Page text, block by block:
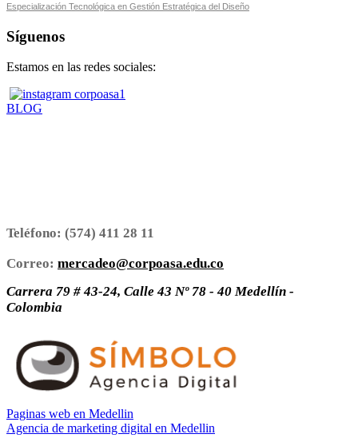
Especialización Tecnológica en Gestión Estratégica del Diseño
Síguenos
Estamos en las redes sociales:
BLOG
Teléfono: (574) 411 28 11
Correo: mercadeo@corpoasa.edu.co
Carrera 79 # 43-24, Calle 43 Nº 78 - 40 Medellín -
Colombia
Paginas web en Medellin
Agencia de marketing digital en Medellin